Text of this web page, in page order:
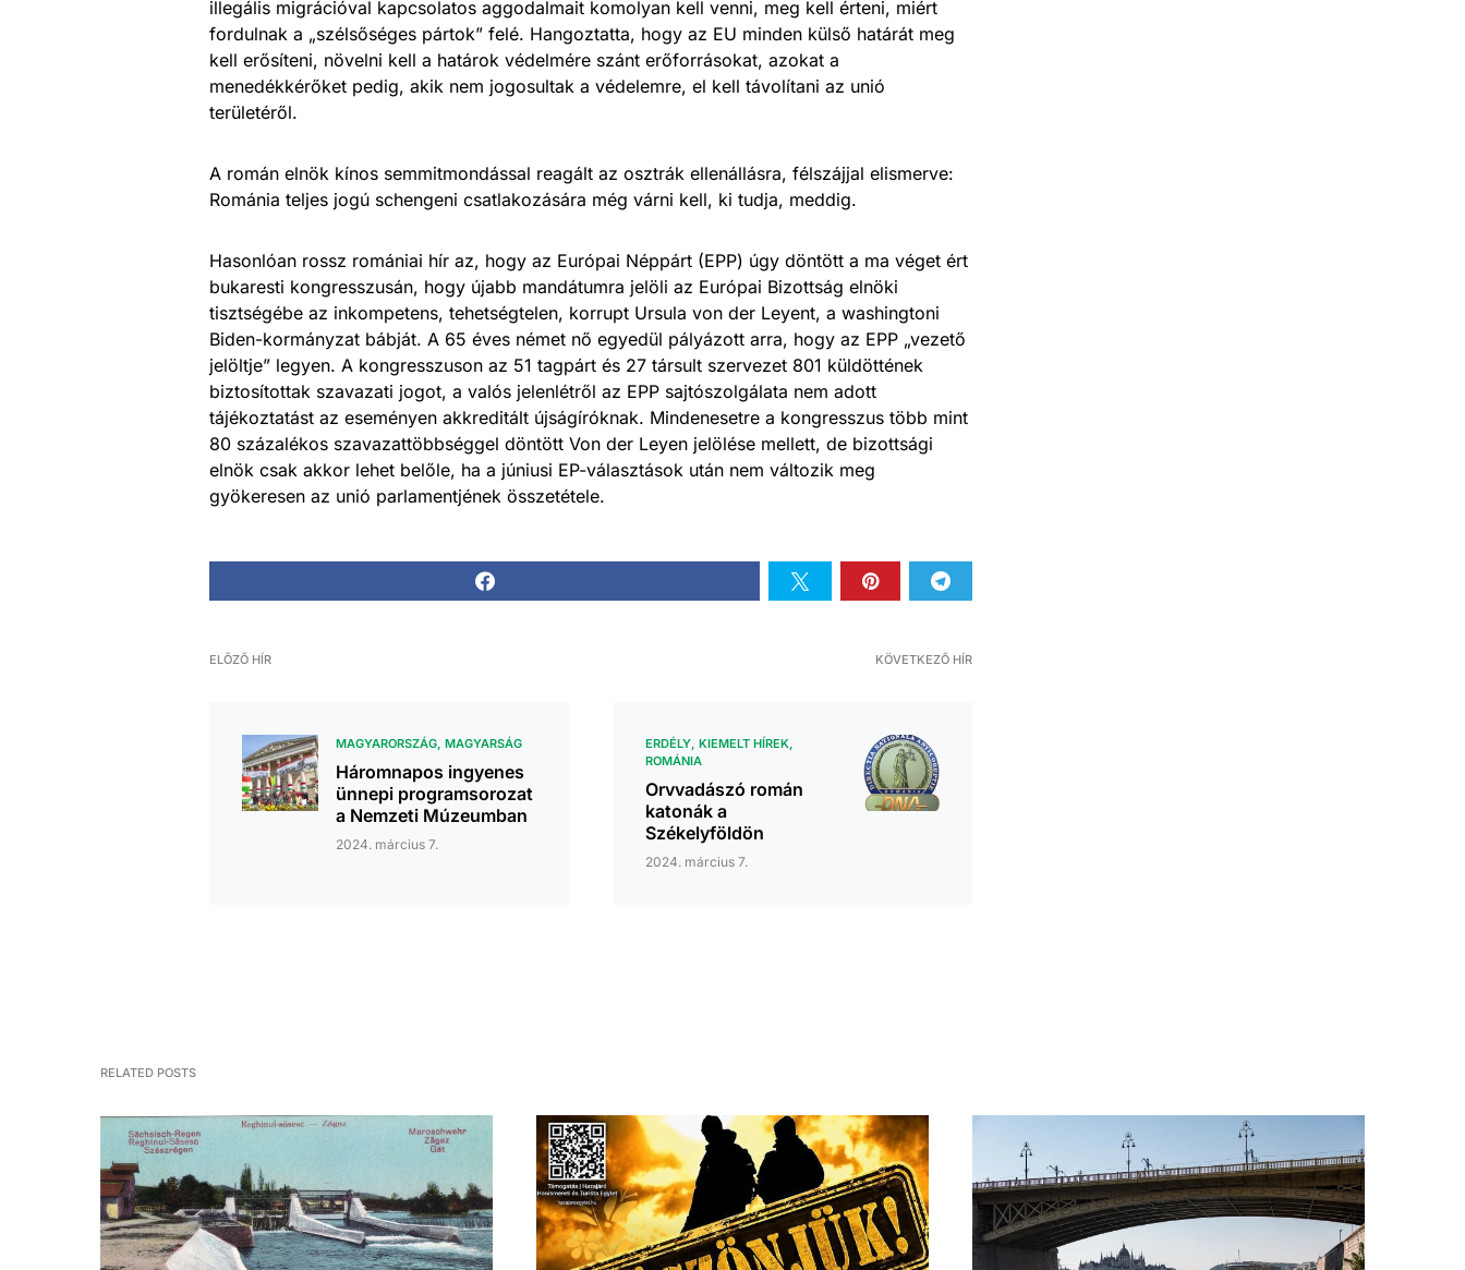
illegális migrációval kapcsolatos aggodalmait komolyan kell venni, meg kell érteni, miért
fordulnak a „szélsőséges pártok” felé. Hangoztatta, hogy az EU minden külső határát meg
kell erősíteni, növelni kell a határok védelmére szánt erőforrásokat, azokat a
menedékkérőket pedig, akik nem jogosultak a védelemre, el kell távolítani az unió
területéről.
A román elnök kínos semmitmondással reagált az osztrák ellenállásra, félszájjal elismerve:
Románia teljes jogú schengeni csatlakozására még várni kell, ki tudja, meddig.
Hasonlóan rossz romániai hír az, hogy az Európai Néppárt (EPP) úgy döntött a ma véget ért
bukaresti kongresszusán, hogy újabb mandátumra jelöli az Európai Bizottság elnöki
tisztségébe az inkompetens, tehetségtelen, korrupt Ursula von der Leyent, a washingtoni
Biden-kormányzat bábját. A 65 éves német nő egyedül pályázott arra, hogy az EPP „vezető
jelöltje” legyen. A kongresszuson az 51 tagpárt és 27 társult szervezet 801 küldöttének
biztosítottak szavazati jogot, a valós jelenlétről az EPP sajtószolgálata nem adott
tájékoztatást az eseményen akkreditált újságíróknak. Mindenesetre a kongresszus több mint
80 százalékos szavazattöbbséggel döntött Von der Leyen jelölése mellett, de bizottsági
elnök csak akkor lehet belőle, ha a júniusi EP-választások után nem változik meg
gyökeresen az unió parlamentjének összetétele.
ELŐZŐ HÍR
MAGYARORSZÁG MAGYARSÁG
Háromnapos ingyenes
ünnepi programsorozat
a Nemzeti Múzeumban
2024. március 7.
KÖVETKEZŐ HÍR
ERDÉLY KIEMELT HÍREK
ROMÁNIA
Orvvadászó román
katonák a
Székelyföldön
2024. március 7.
RELATED POSTS